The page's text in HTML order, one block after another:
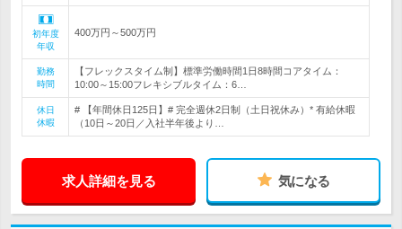
初年度
年収
400万円～500万円
勤務
時間
【フレックスタイム制】標準労働時間1日8時間コアタイム：
10:00～15:00フレキシブルタイム：6…
休日
休暇
# 【年間休日125日】# 完全週休2日制（土日祝休み）* 有給休暇
（10日～20日／入社半年後より…
求人詳細を見る 気になる